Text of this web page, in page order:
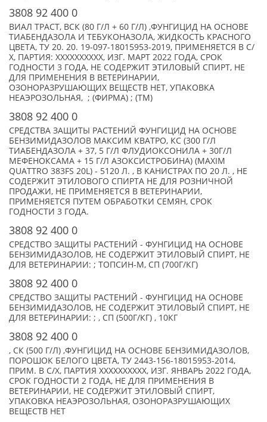
3808 92 400 0
ВИАЛ ТРАСТ, ВСК (80 Г/Л + 60 Г/Л) ,ФУНГИЦИД НА ОСНОВЕ
ТИАБЕНДАЗОЛА И ТЕБУКОНАЗОЛА, ЖИДКОСТЬ КРАСНОГО
ЦВЕТА, ТУ 20. 20. 19-097-18015953-2019, ПРИМЕНЯЕТСЯ В С/
Х, ПАРТИЯ: XXXXXXXXXX, ИЗГ. МАРТ 2022 ГОДА, СРОК
ГОДНОСТИ 3 ГОДА, НЕ СОДЕРЖИТ ЭТИЛОВЫЙ СПИРТ, НЕ
ДЛЯ ПРИМЕНЕНИЯ В ВЕТЕРИНАРИИ,
ОЗОНОРАЗРУШАЮЩИХ ВЕЩЕСТВ НЕТ, УПАКОВКА
НЕАЭРОЗОЛЬНАЯ, ; (ФИРМА) ; (TM)
3808 92 400 0
СРЕДСТВА ЗАЩИТЫ РАСТЕНИЙ ФУНГИЦИД НА ОСНОВЕ
БЕНЗИМИДАЗОЛОВ МАКСИМ КВАТРО, КС (300 Г/Л
ТИАБЕНДАЗОЛА + 37, 5 Г/Л ФЛУДИОКСОНИЛА + 30Г/Л
МЕФЕНОКСАМА + 15 Г/Л АЗОКСИСТРОБИНА) (MAXIM
QUATTRO 383FS 20L) - 5120 Л. , В КАНИСТРАХ ПО 20 Л. , НЕ
СОДЕРЖИТ ЭТИЛОВОГО СПИРТА НЕ ДЛЯ РОЗНИЧНОЙ
ПРОДАЖИ, НЕ ПРИМЕНЯЕТСЯ В ВЕТЕРИНАРИИ,
ПРИМЕНЯЕТСЯ ПУТЕМ ОБРАБОТКИ СЕМЯН, СРОК
ГОДНОСТИ 3 ГОДА.
3808 92 400 0
СРЕДСТВО ЗАЩИТЫ РАСТЕНИЙ - ФУНГИЦИД НА ОСНОВЕ
БЕНЗИМИДАЗОЛОВ, НЕ СОДЕРЖИТ ЭТИЛОВЫЙ СПИРТ, НЕ
ДЛЯ ВЕТЕРИНАРИИ: ; ТОПСИН-М, СП (700Г/КГ)
3808 92 400 0
СРЕДСТВО ЗАЩИТЫ РАСТЕНИЙ - ФУНГИЦИД НА ОСНОВЕ
БЕНЗИМИДАЗОЛОВ, НЕ СОДЕРЖИТ ЭТИЛОВЫЙ СПИРТ, НЕ
ДЛЯ ВЕТЕРИНАРИИ: ; , СП (500Г/КГ) , 10КГ
3808 92 400 0
, СК (500 Г/Л) ,ФУНГИЦИД НА ОСНОВЕ БЕНЗИМИДАЗОЛОВ,
ПОРОШОК БЕЛОГО ЦВЕТА, ТУ 2443-156-18015953-2014,
ПРИМ. В С/Х, ПАРТИЯ XXXXXXXXXX, ИЗГ. ЯНВАРЬ 2022 ГОДА,
СРОК ГОДНОСТИ 2 ГОДА, НЕ ДЛЯ ПРИМЕНЕНИЯ В
ВЕТЕРИНАРИИ, НЕ СОДЕРЖИТ ЭТИЛОВЫЙ СПИРТ,
УПАКОВКА НЕАЭРОЗОЛЬНАЯ, ОЗОНОРАЗРУШАЮЩИХ
ВЕЩЕСТВ НЕТ